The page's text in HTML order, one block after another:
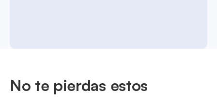
No te pierdas estos